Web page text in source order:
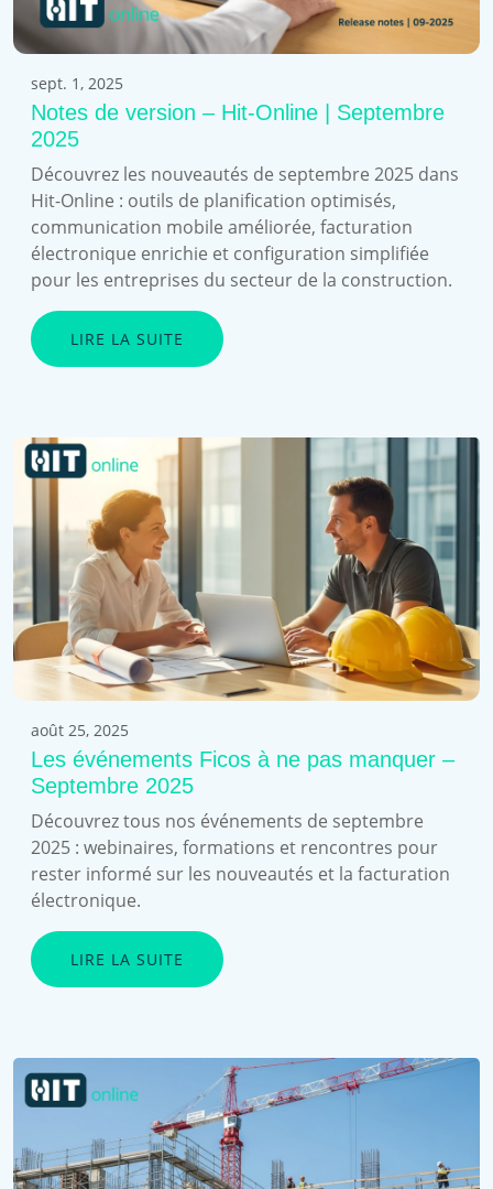
sept. 1, 2025
Notes de version – Hit-Online | Septembre
2025
Découvrez les nouveautés de septembre 2025 dans
Hit-Online : outils de planification optimisés,
communication mobile améliorée, facturation
électronique enrichie et configuration simplifiée
pour les entreprises du secteur de la construction.
LIRE LA SUITE
août 25, 2025
Les événements Ficos à ne pas manquer –
Septembre 2025
Découvrez tous nos événements de septembre
2025 : webinaires, formations et rencontres pour
rester informé sur les nouveautés et la facturation
électronique.
LIRE LA SUITE